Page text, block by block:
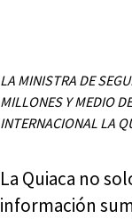
LA MINISTRA DE
MILLONES Y MEDIO
INTERNACIONAL LA
La Quiaca no
información